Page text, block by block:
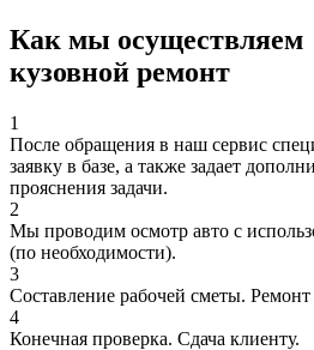
Как мы осуществляем
кузовной ремонт
1
После обращения в наш сервис
заявку в базе, а также задает
прояснения задачи.
2
Мы проводим осмотр авто с
(по необходимости).
3
Составление рабочей сметы.
4
Конечная проверка. Сдача клиенту.